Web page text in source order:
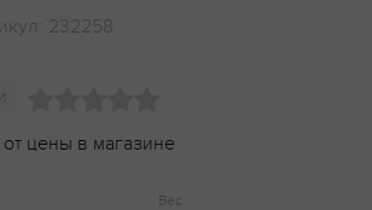
232258
цены в магазине
Вес